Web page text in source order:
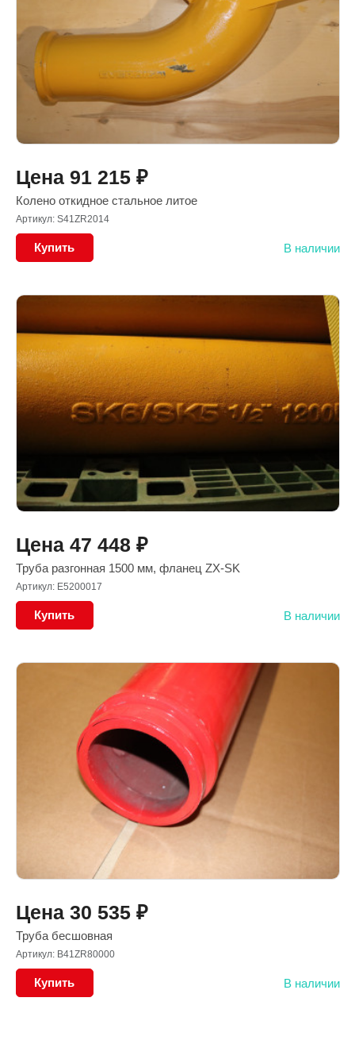
Цена 91 215 ₽
Колено откидное стальное литое
Артикул: S41ZR2014
Купить В наличии
Цена 47 448 ₽
Труба разгонная 1500 мм, фланец ZX-SK
Артикул: E5200017
Купить В наличии
Цена 30 535 ₽
Труба бесшовная
Артикул: B41ZR80000
Купить В наличии